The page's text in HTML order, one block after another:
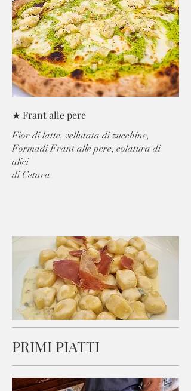
★ Frant alle pere
Fior di latte, vellutata di zucchine,
Formadi Frant alle pere, colatura di
alici
di Cetara
PRIMI PIATTI